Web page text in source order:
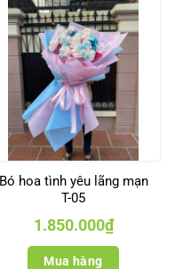
Bó hoa tình yêu lãng mạn
T-05
1.850.000₫
Mua hàng